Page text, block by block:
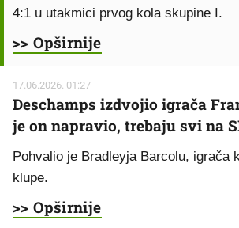
4:1 u utakmici prvog kola skupine I.
>> Opširnije
17.06.2026. 01:27
Deschamps izdvojio igrača
je on napravio, trebaju svi na
Pohvalio je Bradleyja Barcolu, igrača
klupe.
>> Opširnije